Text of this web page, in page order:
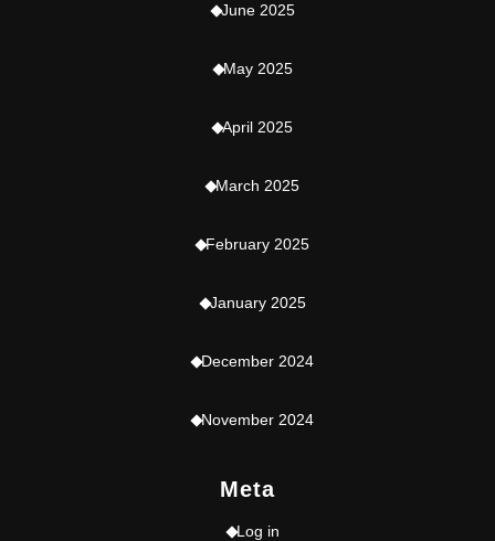
June 2025
May 2025
April 2025
March 2025
February 2025
January 2025
December 2024
November 2024
Meta
Log in